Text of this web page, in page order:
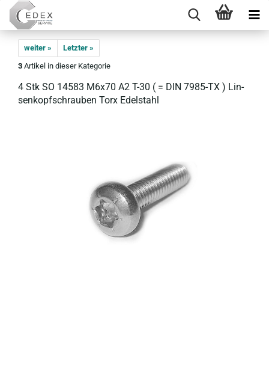
weiter »
Letzter »
3 Artikel in dieser Kategorie
4 Stk SO 14583 M6x70 A2 T-30 ( = DIN 7985-​TX ) Lin­
sen­kopf­schrau­ben Torx Edel­stahl